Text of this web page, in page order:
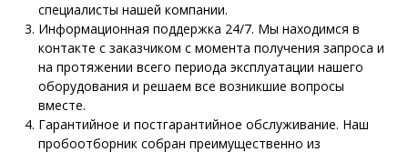
специалисты нашей компании.
Информационная поддержка 24/7. Мы находимся в
контакте с заказчиком с момента получения запроса и
на протяжении всего периода эксплуатации нашего
оборудования и решаем все возникшие вопросы
вместе.
Гарантийное и постгарантийное обслуживание. Наш
пробоотборник собран преимущественно из